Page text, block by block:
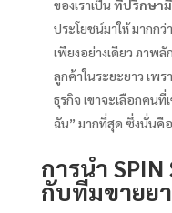
ของเราเป็นที่ปรึกษา
ประโยชน์มาให้ มากกว่
เพียงอย่างเดียว ภาพ
ลูกค้าในระยะยาว เพ
ธุรกิจ เขาจะเลือกคนที่
ฉัน” มากที่สุด ซึ่งนั่นคือ
การนำ
กับทีมขายยา